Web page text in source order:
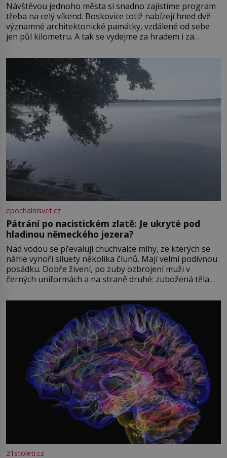
Návštěvou jednoho města si snadno zajistíme program
třeba na celý víkend. Boskovice totiž nabízejí hned dvě
významné architektonické památky, vzdálené od sebe
jen půl kilometru. A tak se vydejme za hradem i za
Boskovice na okraji Drahanské vrchoviny vznikla někdy
ve13. století, a už v roce 1313 kronikáři zaznamenali
epochalnisvet.cz
Pátrání po nacistickém zlatě: Je ukryté pod
hladinou německého jezera?
Nad vodou se převalují chuchvalce mlhy, ze kterých se
náhle vynoří siluety několika člunů. Mají velmi podivnou
posádku. Dobře živení, po zuby ozbrojení muži v
černých uniformách a na straně druhé: zubožená těla
přízračná scéna znamená? Je jaro roku 1945, druhá
světová válka se chýlí ke konci. Jezero Stolpsee
21stoleti.cz